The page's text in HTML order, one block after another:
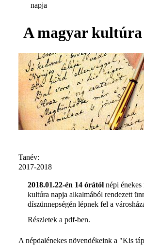
napja
A magyar
Tanév:
2017-2018
2018.01.22-én 14 órától népi
kultúra napja alkalmából rendezett
díszünnepségén lépnek fel a
Részletek a pdf-ben.
A népdalénekes növendékeink a "Kis